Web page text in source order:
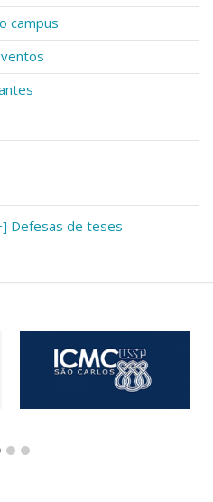
campus
Defesas de teses